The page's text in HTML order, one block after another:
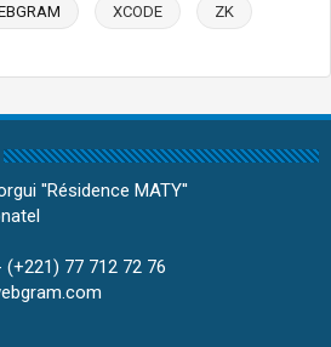
XCODE ZK
''Résidence MATY''
(+221) 77 712 72 76